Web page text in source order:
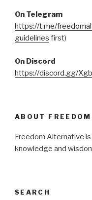
On Telegram
https://t.me/
guidelines first)
On Discord
https://discord.gg/
ABOUT
Freedom Alternative
knowledge and
SEARCH